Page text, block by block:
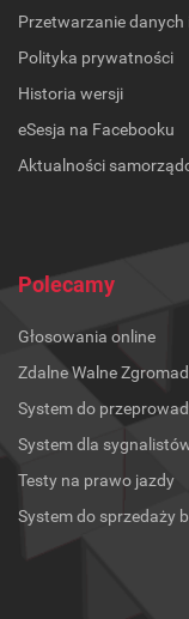
Przetwarzanie danych
Polityka prywatności
Historia wersji
eSesja na Facebooku
Aktualności
Polecamy
Głosowania online
Zdalne Walne
System do
System dla
Testy na prawo jazdy
System do sprzedaży